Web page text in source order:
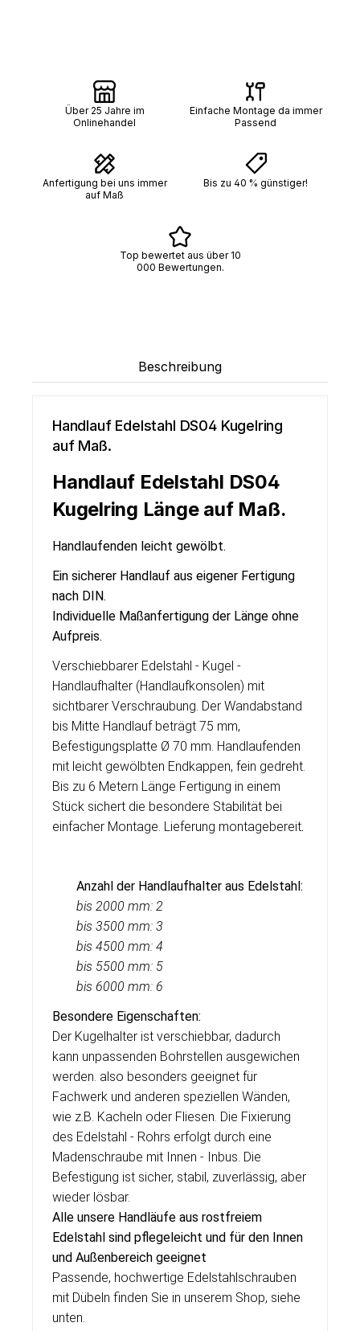
Über 25 Jahre im
Onlinehandel
Einfache Montage da immer
Passend
Anfertigung bei uns immer
auf Maß
Bis zu 40 % günstiger!
Top bewertet aus über 10
000 Bewertungen.
Beschreibung
Handlauf Edelstahl DS04 Kugelring
auf Maß.
Handlauf Edelstahl DS04
Kugelring Länge auf Maß.
Handlaufenden leicht gewölbt.
Ein sicherer Handlauf aus eigener Fertigung
nach DIN.
Individuelle Maßanfertigung der Länge ohne
Aufpreis.
Verschiebbarer Edelstahl - Kugel -
Handlaufhalter (Handlaufkonsolen) mit
sichtbarer Verschraubung. Der Wandabstand
bis Mitte Handlauf beträgt 75 mm,
Befestigungsplatte Ø 70 mm. Handlaufenden
mit leicht gewölbten Endkappen, fein gedreht.
Bis zu 6 Metern Länge Fertigung in einem
Stück sichert die besondere Stabilität bei
einfacher Montage. Lieferung montagebereit.
Anzahl der Handlaufhalter aus Edelstahl:
bis 2000 mm: 2
bis 3500 mm: 3
bis 4500 mm: 4
bis 5500 mm: 5
bis 6000 mm: 6
Besondere Eigenschaften:
Der Kugelhalter ist verschiebbar, dadurch
kann unpassenden Bohrstellen ausgewichen
werden. also besonders geeignet für
Fachwerk und anderen speziellen Wänden,
wie z.B. Kacheln oder Fliesen. Die Fixierung
des Edelstahl - Rohrs erfolgt durch eine
Madenschraube mit Innen - Inbus. Die
Befestigung ist sicher, stabil, zuverlässig, aber
wieder lösbar.
Alle unsere Handläufe aus rostfreiem
Edelstahl sind pflegeleicht und für den Innen
und Außenbereich geeignet
Passende, hochwertige Edelstahlschrauben
mit Dübeln finden Sie in unserem Shop, siehe
unten.